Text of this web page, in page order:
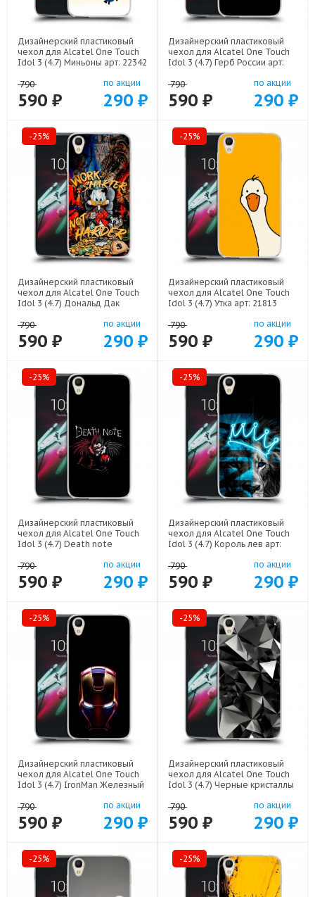
Дизайнерский пластиковый
чехол для Alcatel One Touch
Idol 3 (4.7) Миньоны арт: 22342
790
590 ₽
по акции
290 ₽
Дизайнерский пластиковый
чехол для Alcatel One Touch
Idol 3 (4.7) Герб России арт:
790
590 ₽
по акции
290 ₽
-25%
Дизайнерский пластиковый
чехол для Alcatel One Touch
Idol 3 (4.7) Дональд Дак
790
590 ₽
по акции
290 ₽
-25%
Дизайнерский пластиковый
чехол для Alcatel One Touch
Idol 3 (4.7) Утка арт: 21813
790
590 ₽
по акции
290 ₽
-25%
Дизайнерский пластиковый
чехол для Alcatel One Touch
Idol 3 (4.7) Death note
790
590 ₽
по акции
290 ₽
-25%
Дизайнерский пластиковый
чехол для Alcatel One Touch
Idol 3 (4.7) Король лев арт:
790
590 ₽
по акции
290 ₽
-25%
Дизайнерский пластиковый
чехол для Alcatel One Touch
Idol 3 (4.7) IronMan Железный
790
590 ₽
по акции
290 ₽
-25%
Дизайнерский пластиковый
чехол для Alcatel One Touch
Idol 3 (4.7) Черные кристаллы
790
590 ₽
по акции
290 ₽
-25% -25%